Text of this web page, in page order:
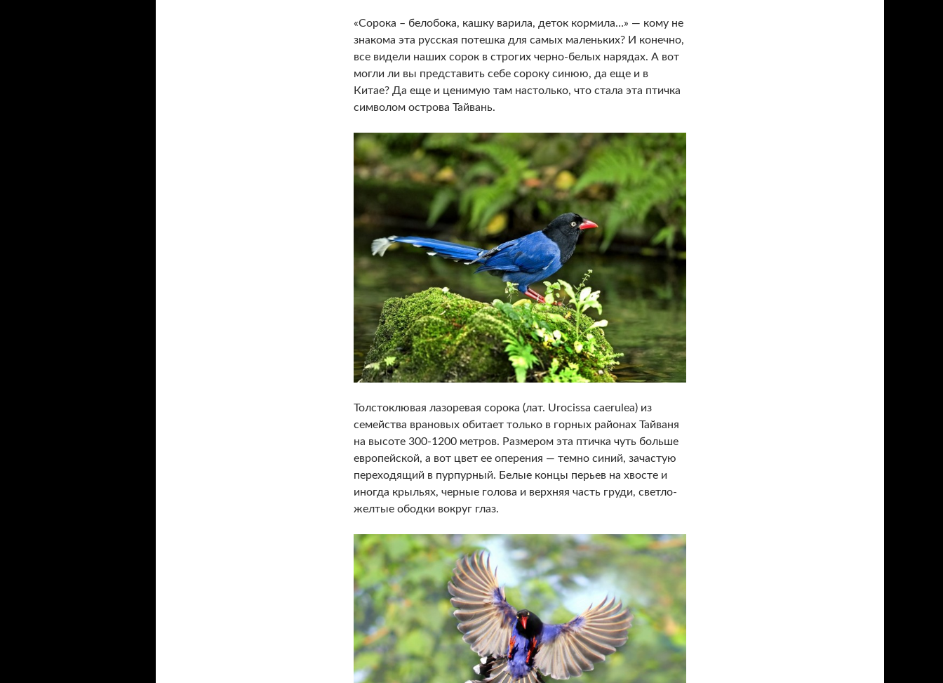
«Сорока – белобока, кашку варила, деток кормила…» — кому не
знакома эта русская потешка для самых маленьких? И конечно,
все видели наших сорок в строгих черно-белых нарядах. А вот
могли ли вы представить себе сороку синюю, да еще и в
Китае? Да еще и ценимую там настолько, что стала эта птичка
символом острова Тайвань.
Толстоклювая лазоревая сорока (лат. Urocissa caerulea) из
семейства врановых обитает только в горных районах Тайваня
на высоте 300-1200 метров. Размером эта птичка чуть больше
европейской, а вот цвет ее оперения — темно синий, зачастую
переходящий в пурпурный. Белые концы перьев на хвосте и
иногда крыльях, черные голова и верхняя часть груди, светло-
желтые ободки вокруг глаз.